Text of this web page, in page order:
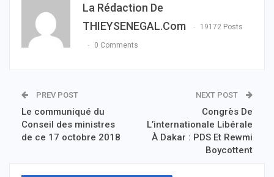
La Rédaction De
THIEYSENEGAL.com
19172 Posts
0 Comments
PREV POST
Le communiqué du
Conseil des ministres
de ce 17 octobre 2018
NEXT POST
Congrès De
L’internationale Libérale
À Dakar : PDS Et Rewmi
Boycottent